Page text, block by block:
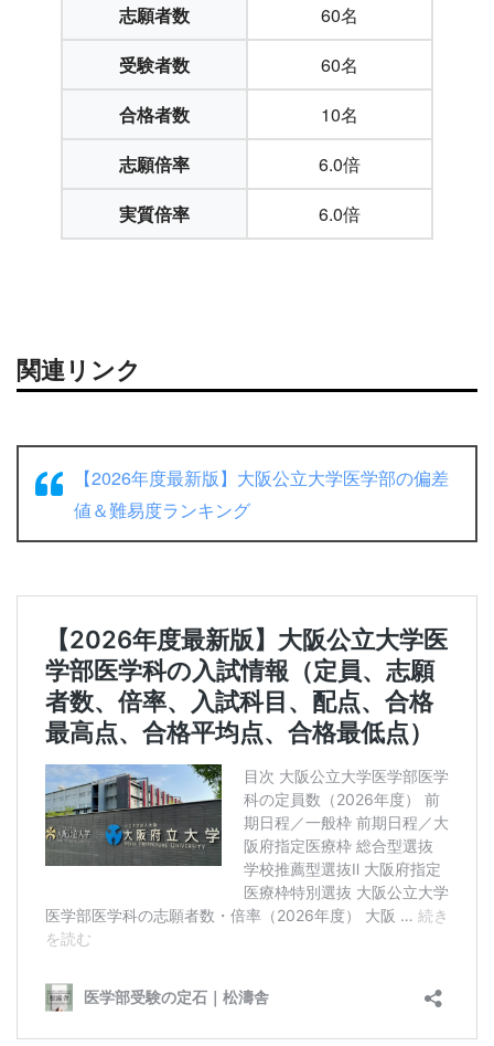
志願者数
60名
受験者数
60名
合格者数
10名
志願倍率
6.0倍
実質倍率
6.0倍
関連リンク
【2026年度最新版】大阪公立大学医学部の偏差
値＆難易度ランキング